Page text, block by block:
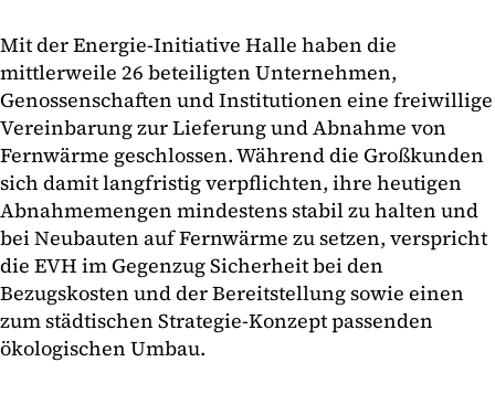
Mit der Energie-Initiative Halle haben die
mittlerweile 26 beteiligten Unternehmen,
Genossenschaften und Institutionen eine freiwillige
Vereinbarung zur Lieferung und Abnahme von
Fernwärme geschlossen. Während die Großkunden
sich damit langfristig verpflichten, ihre heutigen
Abnahmemengen mindestens stabil zu halten und
bei Neubauten auf Fernwärme zu setzen, verspricht
die EVH im Gegenzug Sicherheit bei den
Bezugskosten und der Bereitstellung sowie einen
zum städtischen Strategie-Konzept passenden
ökologischen Umbau.